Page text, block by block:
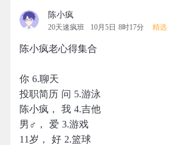
陈小疯
20天速疯班 10月5日 8时17分 精选
陈小疯老心得集合
你 6.聊天
投职简历 问 5.游泳
陈小疯， 我 4.吉他
男♂， 爱 3.游戏
11岁， 好 2.篮球